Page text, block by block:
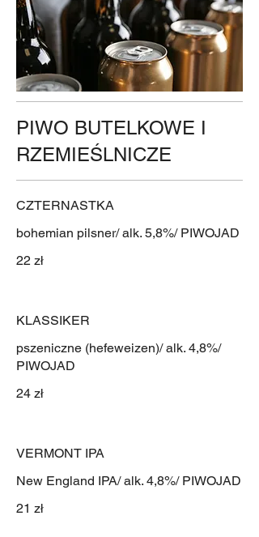
PIWO BUTELKOWE I
RZEMIEŚLNICZE
CZTERNASTKA
bohemian pilsner/ alk. 5,8%/ PIWOJAD
22 zł
KLASSIKER
pszeniczne (hefeweizen)/ alk. 4,8%/
PIWOJAD
24 zł
VERMONT IPA
New England IPA/ alk. 4,8%/ PIWOJAD
21 zł